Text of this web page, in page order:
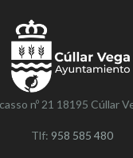
nº 21 18195 Cúllar
Tlf: 958 585 480